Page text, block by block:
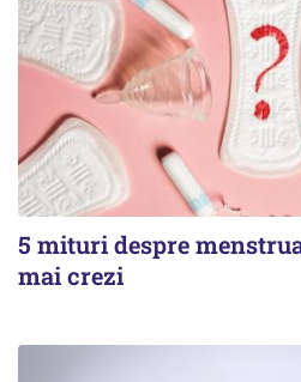
5 mituri despre
mai crezi